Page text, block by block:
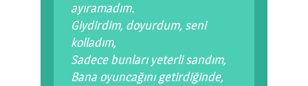
ayıramadım.
Giydirdim, doyurdum, seni
kolladım,
Sadece bunları yeterli sandım,
Bana oyuncağını getirdiğinde,